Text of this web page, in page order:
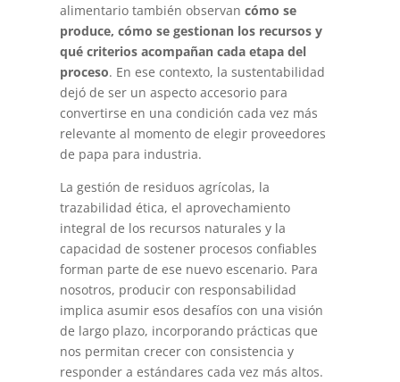
alimentario también observancómo se
produce, cómo se gestionan los recursos y
qué criterios acompañan cada etapa del
proceso. En ese contexto, la sustentabilidad
dejó de ser un aspecto accesorio para
convertirse en una condición cada vez más
relevante al momento de elegir proveedores
de papa para industria.
La gestión de residuos agrícolas, la
trazabilidad ética, el aprovechamiento
integral de los recursos naturales y la
capacidad de sostener procesos confiables
forman parte de ese nuevo escenario. Para
nosotros, producir con responsabilidad
implica asumir esos desafíos con una visión
de largo plazo, incorporando prácticas que
nos permitan crecer con consistencia y
responder a estándares cada vez más altos.